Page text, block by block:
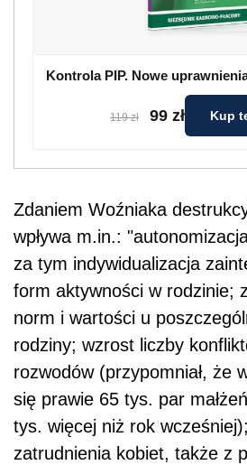
Kontrola PIP. Nowe
119 zł 99 zł Kup
Zdaniem Woźniaka
wpływa m.in.:
za tym indywidualizacja
form aktywności w rodzinie;
norm i wartości u
rodziny; wzrost liczby
rozwodów (przypomniał, że
się prawie 65 tys. par
tys. więcej niż rok
zatrudnienia kobiet, także z